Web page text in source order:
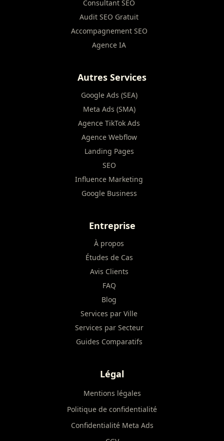
Consultant SEO
Audit SEO Gratuit
Accompagnement SEO
Agence IA
Autres Services
Google Ads (SEA)
Meta Ads (SMA)
Agence TikTok Ads
Agence Webflow
Landing Pages
SEO
Influence Marketing
Google Business
Entreprise
À propos
Études de Cas
Avis Clients
FAQ
Blog
Services par Ville
Services par Secteur
Guides Comparatifs
Légal
Mentions légales
Politique de confidentialité
Confidentialité Meta Ads